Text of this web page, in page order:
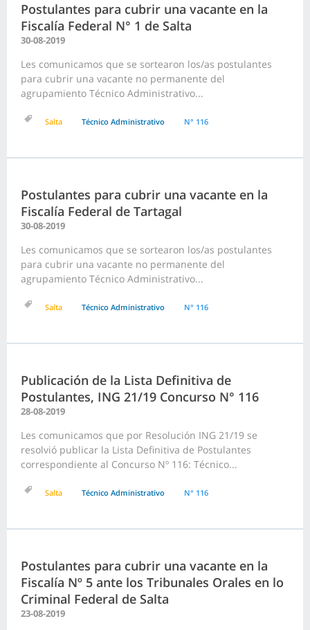
Postulantes para cubrir una vacante en la
Fiscalía Federal N° 1 de Salta
30-08-2019
Les comunicamos que se sortearon los/as postulantes
para cubrir una vacante no permanente del
agrupamiento Técnico Administrativo...
Salta Técnico Administrativo N° 116
Postulantes para cubrir una vacante en la
Fiscalía Federal de Tartagal
30-08-2019
Les comunicamos que se sortearon los/as postulantes
para cubrir una vacante no permanente del
agrupamiento Técnico Administrativo...
Salta Técnico Administrativo N° 116
Publicación de la Lista Definitiva de
Postulantes, ING 21/19 Concurso N° 116
28-08-2019
Les comunicamos que por Resolución ING 21/19 se
resolvió publicar la Lista Definitiva de Postulantes
correspondiente al Concurso Nº 116: Técnico...
Salta Técnico Administrativo N° 116
Postulantes para cubrir una vacante en la
Fiscalía Nº 5 ante los Tribunales Orales en lo
Criminal Federal de Salta
23-08-2019